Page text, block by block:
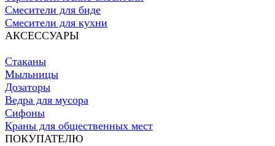
Смесители для биде
Смесители для кухни
АКСЕССУАРЫ
Стаканы
Мыльницы
Дозаторы
Ведра для мусора
Сифоны
Краны для общественных мест
ПОКУПАТЕЛЮ